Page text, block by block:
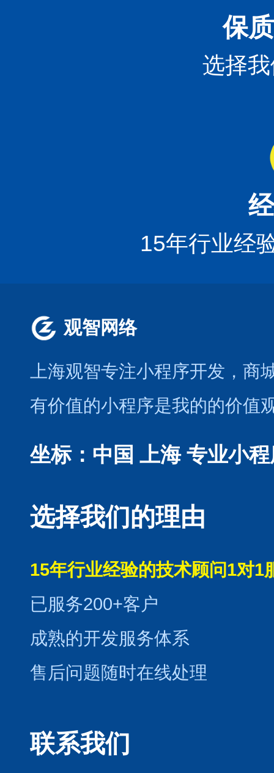
保
选择
15年行业经
观智网络
上海观智专注小程序开发 ，商
有价值的小程序是我的的价值
坐标：中国 上海 专业小
选择我们的理由
15年行业经验的技术顾问1对1
已服务200+客户
成熟的开发服务体系
售后问题随时在线处理
联系我们